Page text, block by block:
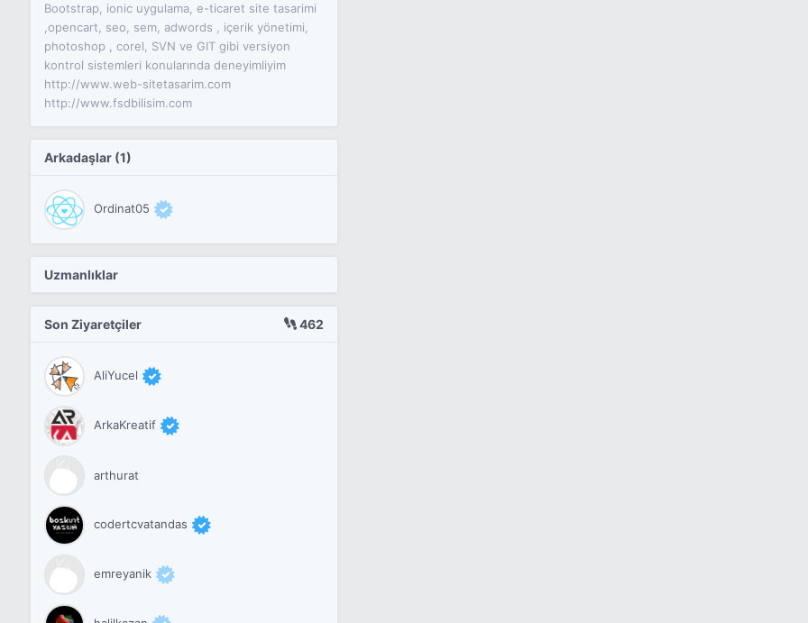
Bootstrap, ionic uygulama, e-ticaret site tasarimi
,opencart, seo, sem, adwords , içerik yönetimi,
photoshop , corel, SVN ve GIT gibi versiyon
kontrol sistemleri konularında deneyimliyim
http://www.web-sitetasarim.com
http://www.fsdbilisim.com
Arkadaşlar (1)
Ordinat05
Uzmanlıklar
Son Ziyaretçiler 462
AliYucel
ArkaKreatif
arthurat
codertcvatandas
emreyanik